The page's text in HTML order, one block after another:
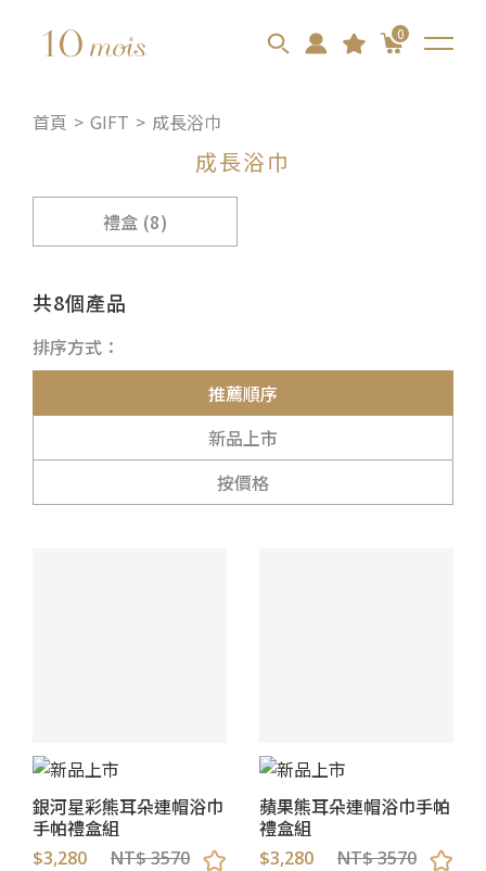
0
首頁 GIFT 成長浴巾
成長浴巾
禮盒 (8)
共8個產品
排序方式：
推薦順序
新品上市
按價格
銀河星彩熊耳朵連帽浴巾
手帕禮盒組
$3,280 NT$ 3570
蘋果熊耳朵連帽浴巾手帕
禮盒組
$3,280 NT$ 3570